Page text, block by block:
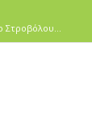
Στροβόλου...